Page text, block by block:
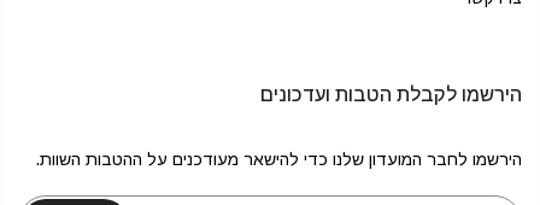
הירשמו לקבלת הטבות ועדכונים
הירשמו לחבר המועדון שלנו כדי להישאר מעודכנים על ההטבות השוות.